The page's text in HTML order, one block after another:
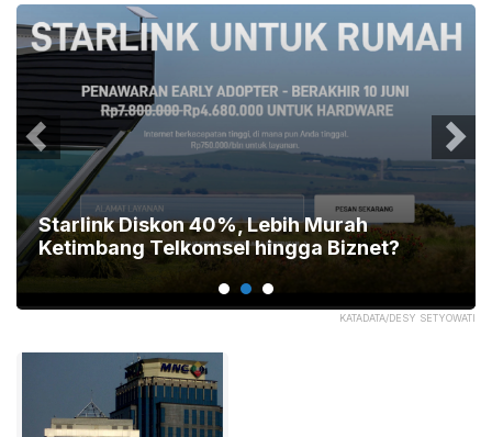
KATADATA/DESY SETYOWATI
Starlink Diskon 40%, Lebih Murah
Ketimbang Telkomsel hingga Biznet?